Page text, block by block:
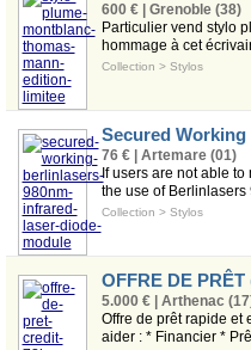
600 € | Grenoble (38)
Particulier vend stylo
hommage à cet
Collection > Stylos
Secured
76 € | Artemare (01)
If users are not able
the use of Berlinlasers
Collection > Stylos
OFFRE DE PRÊT
5.000 € | Arthenac
Offre de prêt rapide et
aider : * Financier *